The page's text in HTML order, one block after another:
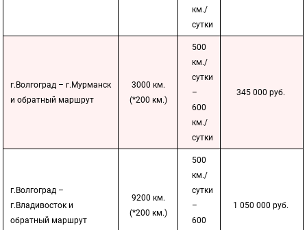
км./
сутки
г.Волгоград – г.Мурманск
и обратный маршрут
3000 км.
(*200 км.)
500
км./
сутки
–
600
км./
сутки
345 000 руб.
г.Волгоград –
г.Владивосток и
обратный маршрут
9200 км.
(*200 км.)
500
км./
сутки
–
600
1 050 000 руб.